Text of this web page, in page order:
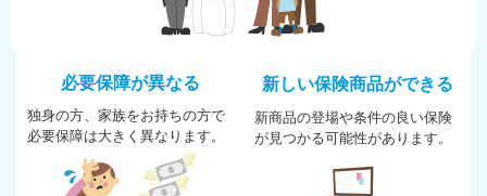
必要保障が異なる
独身の方、家族をお持ちの方で
必要保障は大きく異なります。
新しい保険商品ができる
新商品の登場や条件の良い保険
が見つかる可能性があります。